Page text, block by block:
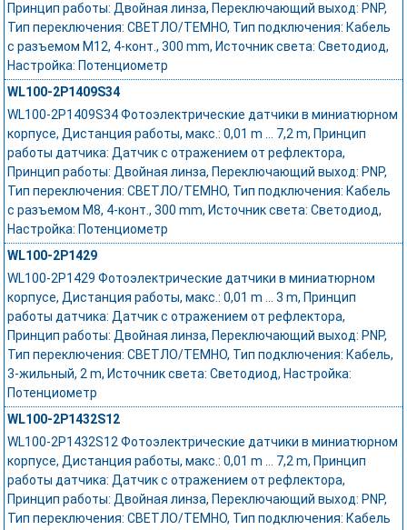
Принцип работы: Двойная линза, Переключающий выход: PNP,
Тип переключения: СВЕТЛО/ТЕМНО, Тип подключения: Кабель
с разъемом M12, 4-конт., 300 mm, Источник света: Светодиод,
Настройка: Потенциометр
WL100-2P1409S34
WL100-2P1409S34 Фотоэлектрические датчики в миниатюрном
корпусе, Дистанция работы, макс.: 0,01 m ... 7,2 m, Принцип
работы датчика: Датчик с отражением от рефлектора,
Принцип работы: Двойная линза, Переключающий выход: PNP,
Тип переключения: СВЕТЛО/ТЕМНО, Тип подключения: Кабель
с разъемом M8, 4-конт., 300 mm, Источник света: Светодиод,
Настройка: Потенциометр
WL100-2P1429
WL100-2P1429 Фотоэлектрические датчики в миниатюрном
корпусе, Дистанция работы, макс.: 0,01 m ... 3 m, Принцип
работы датчика: Датчик с отражением от рефлектора,
Принцип работы: Двойная линза, Переключающий выход: PNP,
Тип переключения: СВЕТЛО/ТЕМНО, Тип подключения: Кабель,
3-жильный, 2 m, Источник света: Светодиод, Настройка:
Потенциометр
WL100-2P1432S12
WL100-2P1432S12 Фотоэлектрические датчики в миниатюрном
корпусе, Дистанция работы, макс.: 0,01 m ... 7,2 m, Принцип
работы датчика: Датчик с отражением от рефлектора,
Принцип работы: Двойная линза, Переключающий выход: PNP,
Тип переключения: СВЕТЛО/ТЕМНО, Тип подключения: Кабель